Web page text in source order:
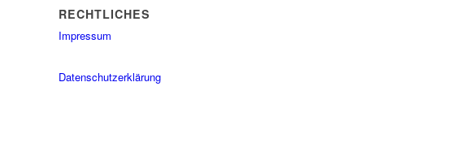
RECHTLICHES
Impressum
Datenschutzerklärung